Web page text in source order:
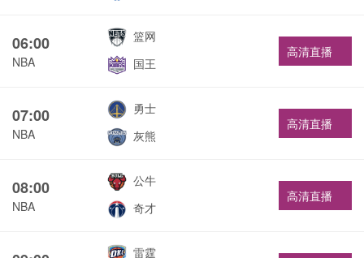
06:00
NBA
篮网
国王
高清直播
07:00
NBA
勇士
灰熊
高清直播
08:00
NBA
公牛
奇才
高清直播
雷霆